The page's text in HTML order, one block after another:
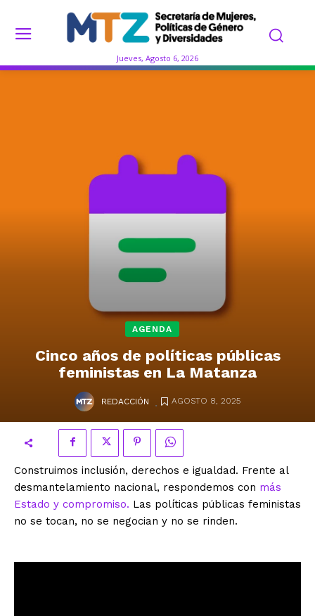
Jueves, Agosto 6, 2026
AGENDA
Cinco años de políticas públicas
feministas en La Matanza
REDACCIÓN . AGOSTO 8, 2025
Construimos inclusión, derechos e igualdad. Frente al
desmantelamiento nacional, respondemos con más
Estado y compromiso. Las políticas públicas feministas
no se tocan, no se negocian y no se rinden.